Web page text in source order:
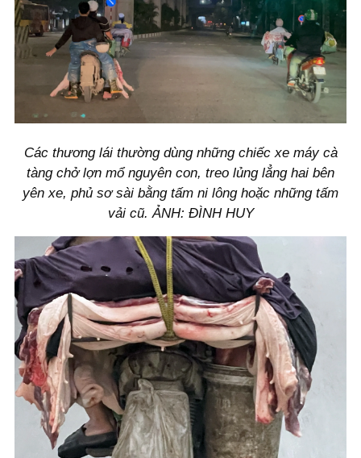
Các thương lái thường dùng những chiếc xe máy cà
tàng chở lợn mổ nguyên con, treo lủng lẳng hai bên
yên xe, phủ sơ sài bằng tấm ni lông hoặc những tấm
vải cũ. ẢNH: ĐÌNH HUY